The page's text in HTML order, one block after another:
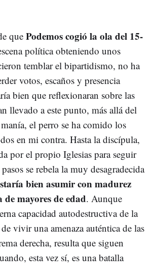
que Podemos cogió la ola del 15-
política obteniendo unos
temblar el bipartidismo, no ha
votos, escaños y presencia
bien que reflexionaran sobre las
llevado a este punto, más allá del
el perro se ha comido los
en mi contra. Hasta la discípula,
por el propio Iglesias para seguir
se rebela la muy desagradecida
bien asumir con madurez
mayores de edad. Aunque
capacidad autodestructiva de la
vivir una amenaza auténtica de las
derecha, resulta que siguen
esta vez sí, es una batalla